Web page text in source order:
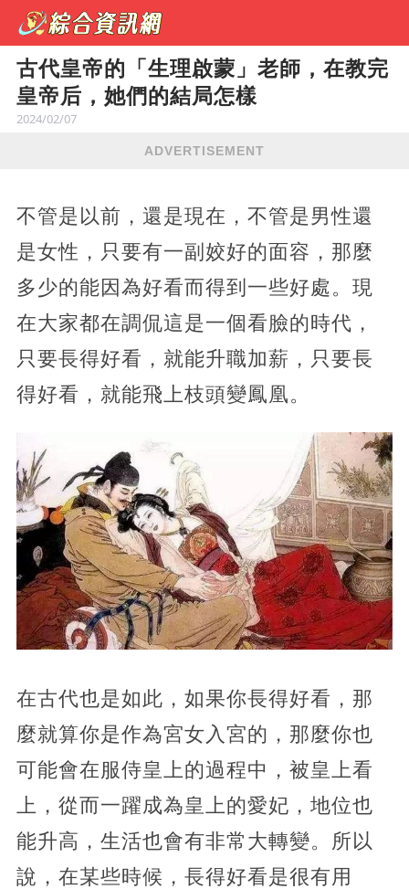
古代皇帝的「生理啟蒙」老師，在教完
皇帝后，她們的結局怎樣
2024/02/07
ADVERTISEMENT
不管是以前，還是現在，不管是男性還
是女性，只要有一副姣好的面容，那麼
多少的能因為好看而得到一些好處。現
在大家都在調侃這是一個看臉的時代，
只要長得好看，就能升職加薪，只要長
得好看，就能飛上枝頭變鳳凰。
在古代也是如此，如果你長得好看，那
麼就算你是作為宮女入宮的，那麼你也
可能會在服侍皇上的過程中，被皇上看
上，從而一躍成為皇上的愛妃，地位也
能升高，生活也會有非常大轉變。所以
說，在某些時候，長得好看是很有用